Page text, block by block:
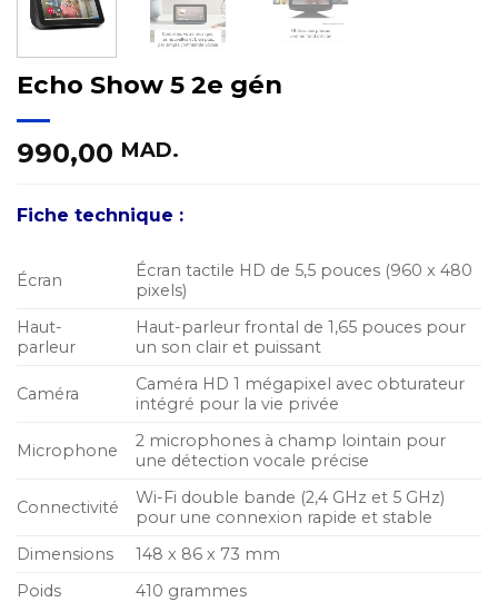
Echo Show 5 2e gén
990,00 MAD.
Fiche technique :
Écran
Écran tactile HD de 5,5 pouces (960 x 480
pixels)
Haut-
parleur
Haut-parleur frontal de 1,65 pouces pour
un son clair et puissant
Caméra
Caméra HD 1 mégapixel avec obturateur
intégré pour la vie privée
Microphone
2 microphones à champ lointain pour
une détection vocale précise
Connectivité
Wi-Fi double bande (2,4 GHz et 5 GHz)
pour une connexion rapide et stable
Dimensions
148 x 86 x 73 mm
Poids
410 grammes